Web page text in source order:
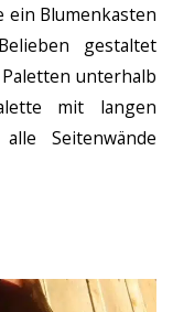
ein Blumenkasten
gestaltet
unterhalb
mit langen
Seitenwände